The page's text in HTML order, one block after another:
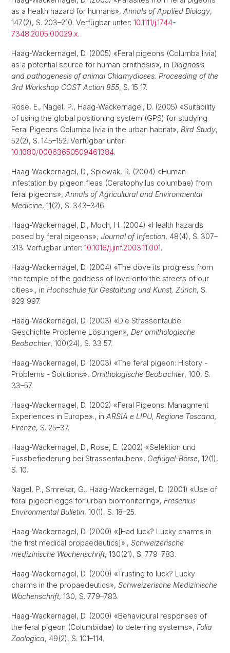
as a health hazard for humans», Annals of Applied Biology,
147(2), S. 203–210. Verfügbar unter: 10.1111/j.1744-
7348.2005.00029.x.
Haag-Wackernagel, D. (2005) «Feral pigeons (Columba livia)
as a potential source for human ornithosis», in Diagnosis
and pathogenesis of animal Chlamydioses. Proceeding of the
3rd Workshop COST Action 855, S. 15 17.
Rose, E., Nagel, P., Haag-Wackernagel, D. (2005) «Suitability
of using the global positioning system (GPS) for studying
Feral Pigeons Columba livia in the urban habitat», Bird Study,
52(2), S. 145–152. Verfügbar unter:
10.1080/00063650509461384.
Haag-Wackernagel, D., Spiewak, R. (2004) «Human
infestation by pigeon fleas (Ceratophyllus columbae) from
feral pigeons», Annals of Agricultural and Environmental
Medicine, 11(2), S. 343–346.
Haag-Wackernagel, D., Moch, H. (2004) «Health hazards
posed by feral pigeons», Journal of Infection, 48(4), S. 307–
313. Verfügbar unter: 10.1016/j.jinf.2003.11.001.
Haag-Wackernagel, D. (2004) «The dove its progress from
the temple of the goddess of love onto the streets of our
cities»., in Hochschule für Gestaltung und Kunst, Zürich, S.
929 997.
Haag-Wackernagel, D. (2003) «Die Strassentaube:
Geschichte Probleme Lösungen», Der ornithologische
Beobachter, 100(24), S. 33 57.
Haag-Wackernagel, D. (2003) «The feral pigeon: History -
Problems - Solutions», Ornithologische Beobachter, 100, S.
33–57.
Haag-Wackernagel, D. (2002) «Feral Pigeons: Managment
Experiences in Europe»., in ARSIA e LIPU, Regione Toscana,
Firenze, S. 25–37.
Haag-Wackernagel, D., Rose, E. (2002) «Selektion und
Fussbefiederung bei Strassentauben», Geflügel-Börse, 12(1),
S. 10.
Nagel, P., Smrekar, G., Haag-Wackernagel, D. (2001) «Use of
feral pigeon eggs for urban biomonitoring», Fresenius
Environmental Bulletin, 10(1), S. 18–25.
Haag-Wackernagel, D. (2000) «[Had luck? Lucky charms in
the first medical propaedeutics]»., Schweizerische
medizinische Wochenschrift, 130(21), S. 779–783.
Haag-Wackernagel, D. (2000) «Trusting to luck? Lucky
charms in the propaedeutics», Schweizerische Medizinische
Wochenschrift, 130, S. 779–783.
Haag-Wackernagel, D. (2000) «Behavioural responses of
the feral pigeon (Columbidae) to deterring systems», Folia
Zoologica, 49(2), S. 101–114.